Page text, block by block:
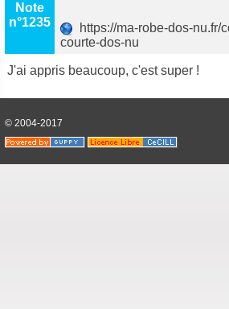
Note
n°1235
https://ma-robe-dos-nu.fr/
courte-dos-nu
J'ai appris beaucoup, c'est super !
© 2004-2017